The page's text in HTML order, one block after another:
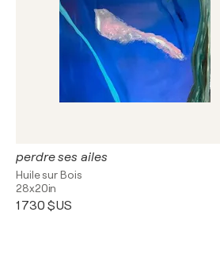
perdre ses ailes
Huile sur Bois
28x20in
1 730 $US